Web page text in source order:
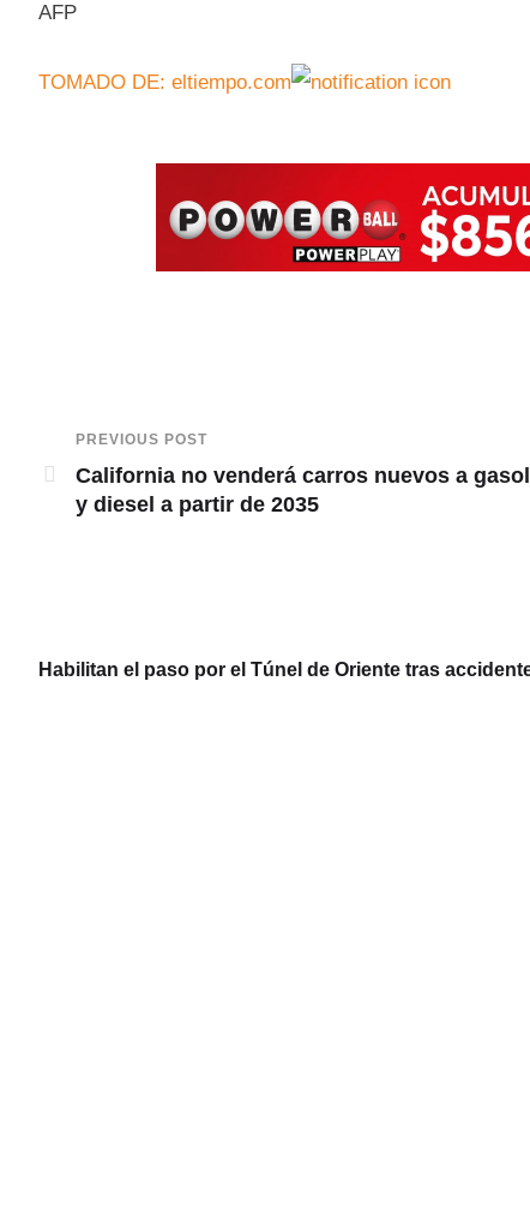
AFP
TOMADO DE: eltiempo.com
PREVIOUS POST
California no venderá carros nuevos a
y diesel a partir de 2035
Habilitan el paso por el Túnel de Oriente tras